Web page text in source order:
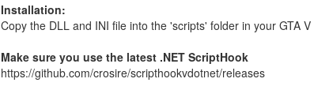
Installation:
Copy the DLL and INI file into the 'scripts' folder in your GTA
Make sure you use the latest .NET ScriptHook
https://github.com/crosire/scripthookvdotnet/releases